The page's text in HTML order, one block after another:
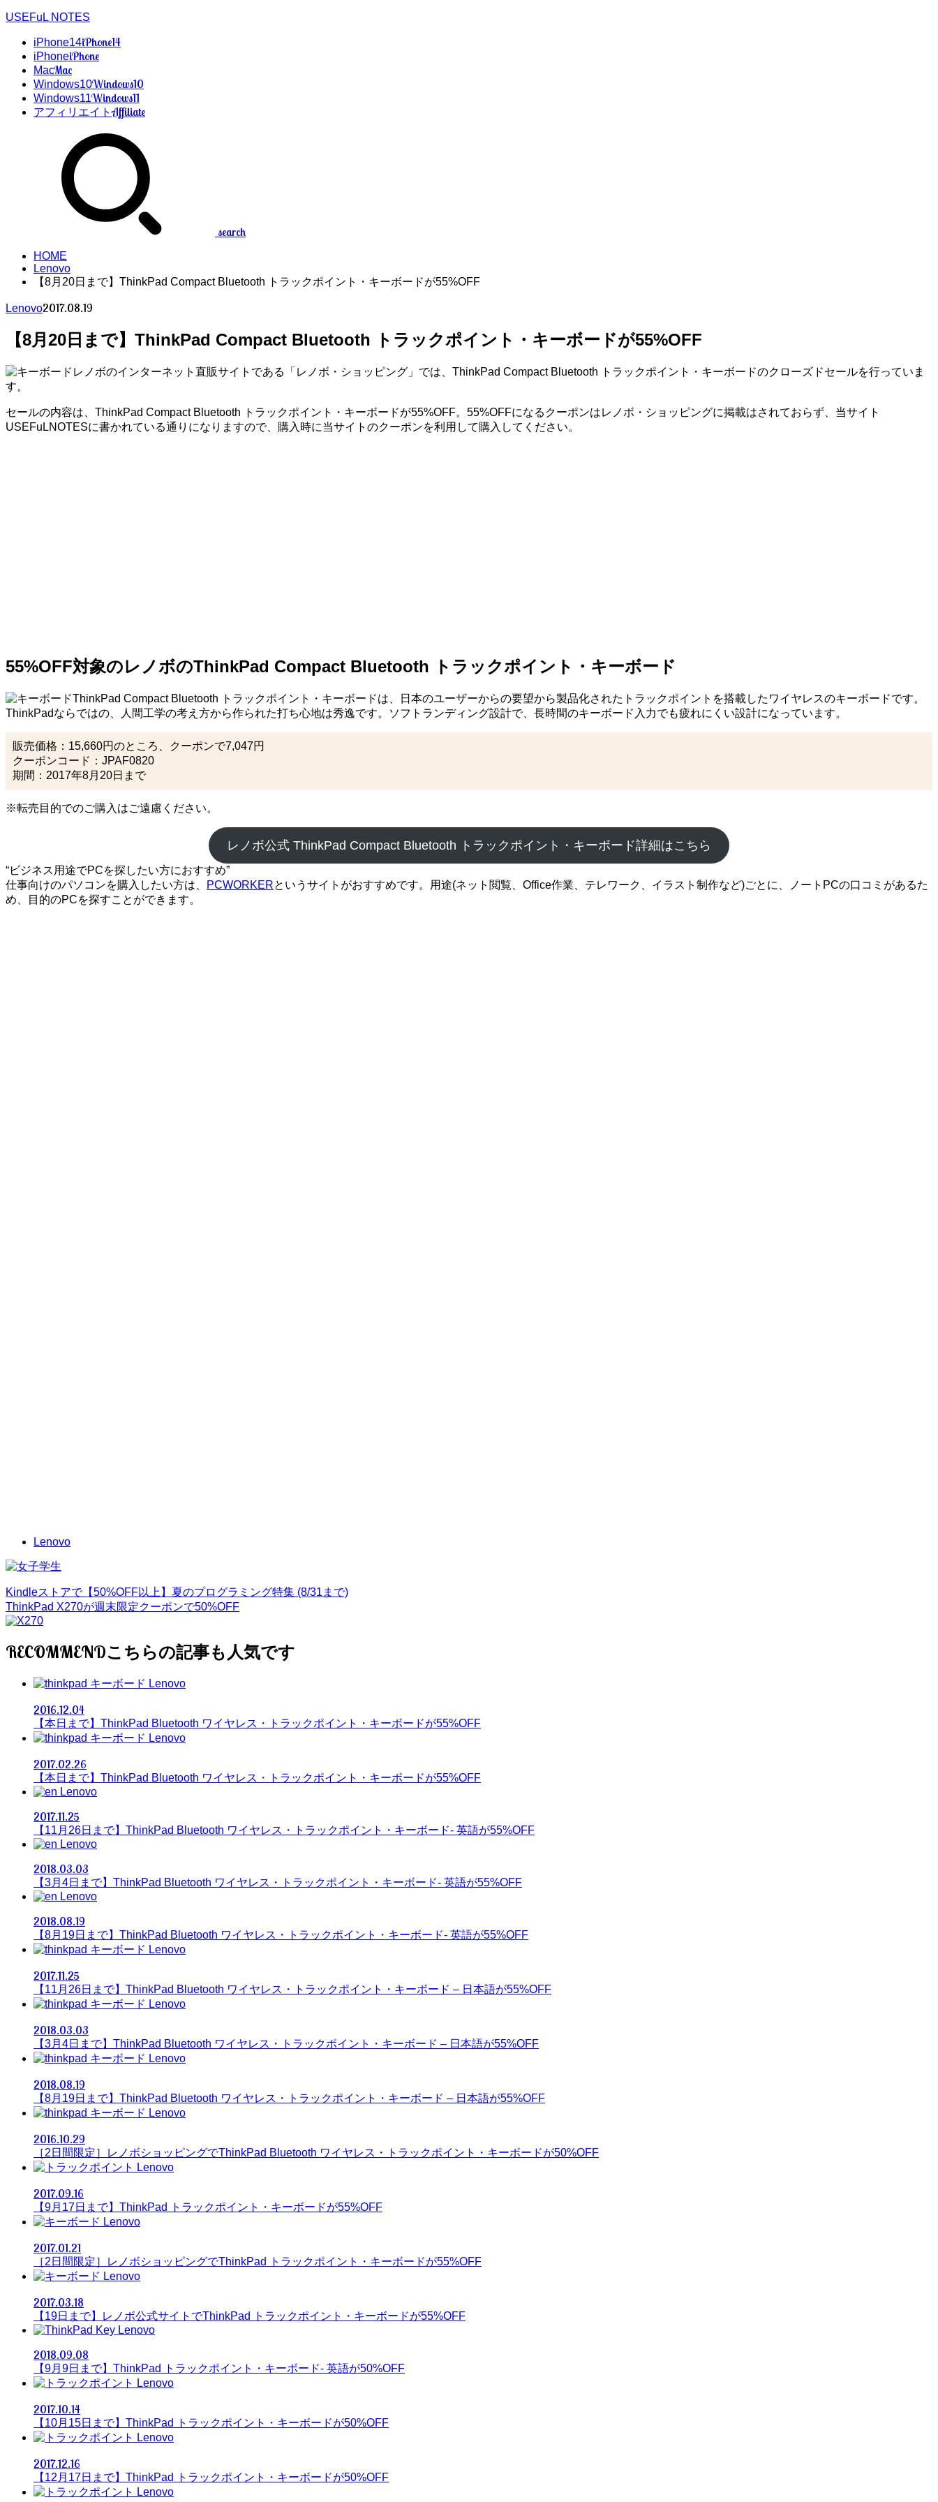
USEFuL NOTES
iPhone14iPhone14
iPhoneiPhone
MacMac
Windows10Windows10
Windows11Windows11
アフィリエイトAffiliate
search
HOME
Lenovo
【8月20日まで】ThinkPad Compact Bluetooth トラックポイント・キーボードが55%OFF
Lenovo2017.08.19
【8月20日まで】ThinkPad Compact Bluetooth トラックポイント・キーボードが55%OFF
レノボのインターネット直販サイトである「レノボ・ショッピング」では、ThinkPad Compact Bluetooth トラックポイント・キーボードのクローズドセールを行っていま
す。
セールの内容は、ThinkPad Compact Bluetooth トラックポイント・キーボードが55%OFF。55%OFFになるクーポンはレノボ・ショッピングに掲載はされておらず、当サイト
USEFuLNOTESに書かれている通りになりますので、購入時に当サイトのクーポンを利用して購入してください。
55%OFF対象のレノボのThinkPad Compact Bluetooth トラックポイント・キーボード
ThinkPad Compact Bluetooth トラックポイント・キーボードは、日本のユーザーからの要望から製品化されたトラックポイントを搭載したワイヤレスのキーボードです。
ThinkPadならではの、人間工学の考え方から作られた打ち心地は秀逸です。ソフトランディング設計で、長時間のキーボード入力でも疲れにくい設計になっています。
販売価格：15,660円のところ、クーポンで7,047円
クーポンコード：JPAF0820
期間：2017年8月20日まで
※転売目的でのご購入はご遠慮ください。
レノボ公式 ThinkPad Compact Bluetooth トラックポイント・キーボード詳細はこちら
“ビジネス用途でPCを探したい方におすすめ”
仕事向けのパソコンを購入したい方は、
PCWORKERというサイトがおすすめです。用途(ネット閲覧、Office作業、テレワーク、イラスト制作など)ごとに、ノートPCの口コミがあるた
め、目的のPCを探すことができます。
Lenovo
Kindleストアで【50%OFF以上】夏のプログラミング特集 (8/31まで)
ThinkPad X270が週末限定クーポンで50%OFF
RECOMMEND
Lenovo
2016.12.04
【本日まで】ThinkPad Bluetooth ワイヤレス・トラックポイント・キーボードが55%OFF
Lenovo
2017.02.26
【本日まで】ThinkPad Bluetooth ワイヤレス・トラックポイント・キーボードが55%OFF
Lenovo
2017.11.25
【11月26日まで】ThinkPad Bluetooth ワイヤレス・トラックポイント・キーボード- 英語が55%OFF
Lenovo
2018.03.03
【3月4日まで】ThinkPad Bluetooth ワイヤレス・トラックポイント・キーボード- 英語が55%OFF
Lenovo
2018.08.19
【8月19日まで】ThinkPad Bluetooth ワイヤレス・トラックポイント・キーボード- 英語が55%OFF
Lenovo
2017.11.25
【11月26日まで】ThinkPad Bluetooth ワイヤレス・トラックポイント・キーボード – 日本語が55%OFF
Lenovo
2018.03.03
【3月4日まで】ThinkPad Bluetooth ワイヤレス・トラックポイント・キーボード – 日本語が55%OFF
Lenovo
2018.08.19
【8月19日まで】ThinkPad Bluetooth ワイヤレス・トラックポイント・キーボード – 日本語が55%OFF
Lenovo
2016.10.29
［2日間限定］レノボショッピングでThinkPad Bluetooth ワイヤレス・トラックポイント・キーボードが50%OFF
Lenovo
2017.09.16
【9月17日まで】ThinkPad トラックポイント・キーボードが55%OFF
Lenovo
2017.01.21
［2日間限定］レノボショッピングでThinkPad トラックポイント・キーボードが55%OFF
Lenovo
2017.03.18
【19日まで】レノボ公式サイトでThinkPad トラックポイント・キーボードが55%OFF
Lenovo
2018.09.08
【9月9日まで】ThinkPad トラックポイント・キーボード- 英語が50%OFF
Lenovo
2017.10.14
【10月15日まで】ThinkPad トラックポイント・キーボードが50%OFF
Lenovo
2017.12.16
【12月17日まで】ThinkPad トラックポイント・キーボードが50%OFF
Lenovo